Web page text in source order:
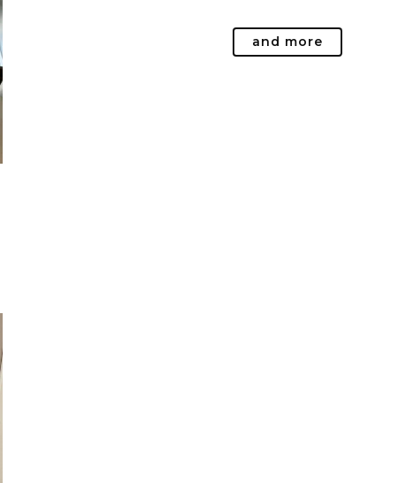
and more